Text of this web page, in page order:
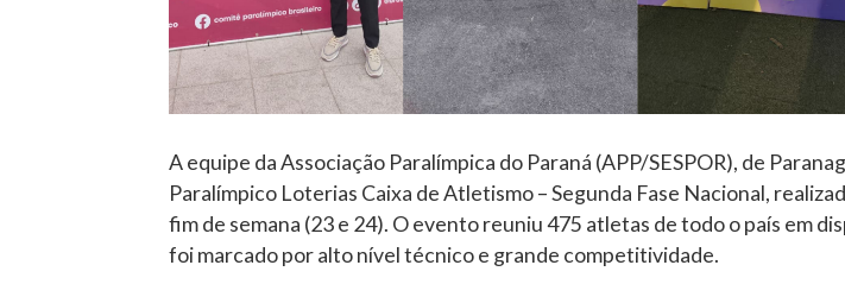
A equipe da Associação Paralímpica do Paraná (APP/SESPOR), de
Paralímpico Loterias Caixa de Atletismo – Segunda Fase Nacional,
fim de semana (23 e 24). O evento reuniu 475 atletas de todo o país em
foi marcado por alto nível técnico e grande competitividade.